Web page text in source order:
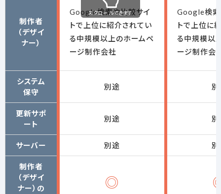
制作者
（デザイ
ナー）
Google検索や比較サイ
トで上位に紹介されてい
る中規模以上のホームペ
ージ制作会社
Google検索
トで上位に
る中規模以
ージ制作会
システム
保守
別途
更新サポ
ート
別途
サーバー 別途
制作者
（デザイ
ナー）の
◎
スクロールできます